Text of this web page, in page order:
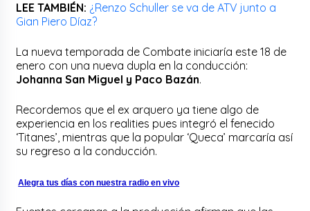
LEE TAMBIÉN: ¿Renzo Schuller se va de ATV junto a
Gian Piero Díaz?
La nueva temporada de Combate iniciaría este 18 de
enero con una nueva dupla en la conducción:
Johanna San Miguel y Paco Bazán.
Recordemos que el ex arquero ya tiene algo de
experiencia en los realities pues integró el fenecido
‘Titanes’, mientras que la popular ‘Queca’ marcaría así
su regreso a la conducción.
Alegra tus días con nuestra radio en vivo